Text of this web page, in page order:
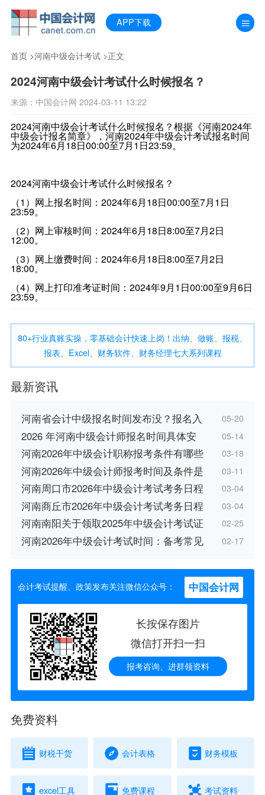
APP下载
首页>河南中级会计考试>正文
2024河南中级会计考试什么时候报名？
来源：中国会计网 2024-03-11 13:22
2024河南中级会计考试什么时候报名？根据《河南2024年
中级会计报名简章》，河南2024年中级会计考试报名时间
为2024年6月18日00:00至7月1日23:59。
2024河南中级会计考试什么时候报名？
（1）网上报名时间：2024年6月18日00:00至7月1日
23:59。
（2）网上审核时间：2024年6月18日8:00至7月2日
12:00。
（3）网上缴费时间：2024年6月18日8:00至7月2日
18:00。
（4）网上打印准考证时间：2024年9月1日00:00至9月6日
23:59。
80+行业真账实操，零基础会计快速上岗！出纳、做账、报税、
报表、Excel、财务软件、财务经理七大系列课程
最新资讯
河南省会计中级报名时间发布没？报名入 05-20
2026 年河南中级会计师报名时间具体安 05-14
河南2026年中级会计职称报考条件有哪些 03-18
河南2026年中级会计师报考时间及条件是 03-11
河南周口市2026年中级会计考试考务日程 03-04
河南商丘市2026年中级会计考试考务日程 03-04
河南南阳关于领取2025年中级会计考试证 02-25
河南2026年中级会计考试时间：备考常见 02-17
会计考试提醒、政策发布关注微信公众号： 中国会计网
长按保存图片
微信打开扫一扫
报考咨询、进群领资料
免费资料
财税干货 会计表格 财务模板
excel工具 免费课程 考试资料